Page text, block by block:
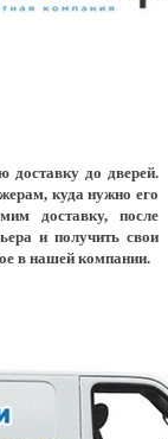
до дверей.
куда нужно его
доставку, после
и получить свои
в нашей компании.